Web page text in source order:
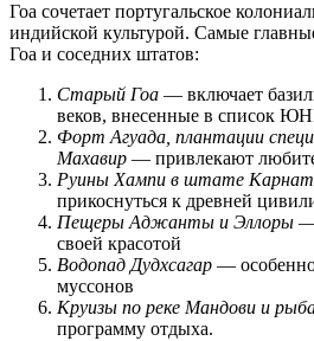
Гоа сочетает португальское
индийской культурой. Самые
Гоа и соседних штатов:
Старый Гоа — включает
веков, внесенные в список
Форт Агуада, плантации
Махавир — привлекают
Руины Хампи в штате
прикоснуться к древней
Пещеры Аджанты и Эллоры —
своей красотой
Водопад Дудхсагар —
муссонов
Круизы по реке Мандови и
программу отдыха.